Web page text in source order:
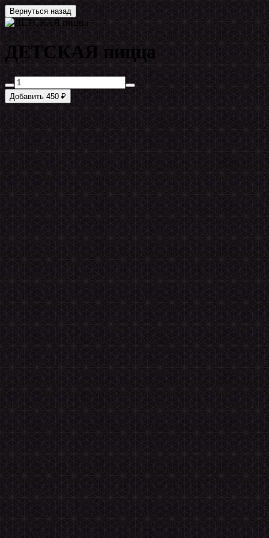
Вернуться назад
ДЕТСКАЯ пицца
Добавить 450 ₽